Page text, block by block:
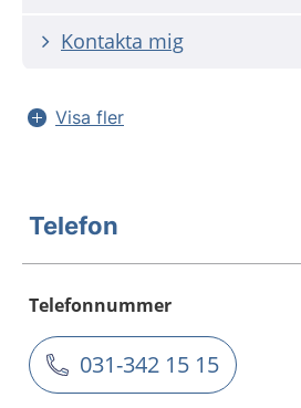
Kontakta mig
Visa fler
Telefon
Telefonnummer
031-342 15 15